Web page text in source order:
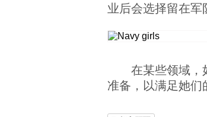
业后会选择留在军
在某些领域，
准备，以满足她们